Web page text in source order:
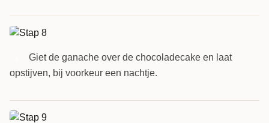
Giet de ganache over de chocoladecake en laat
opstijven, bij voorkeur een nachtje.